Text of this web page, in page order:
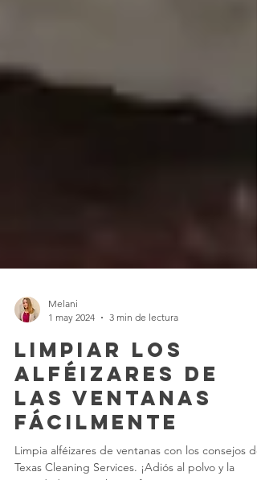
Melani
1 may 2024
3 min de lectura
Limpiar los
Alféizares de
las Ventanas